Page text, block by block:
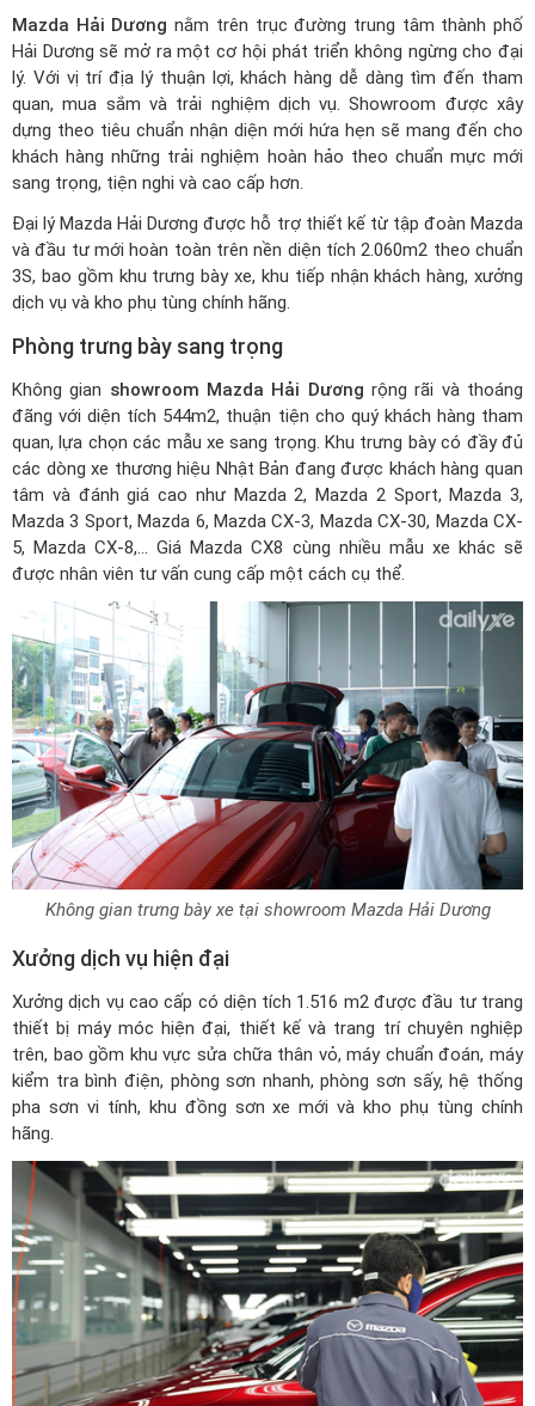
Mazda Hải Dương nằm trên trục đường trung tâm thành phố
Hải Dương sẽ mở ra một cơ hội phát triển không ngừng cho đại
lý. Với vị trí địa lý thuận lợi, khách hàng dễ dàng tìm đến tham
quan, mua sắm và trải nghiệm dịch vụ. Showroom được xây
dựng theo tiêu chuẩn nhận diện mới hứa hẹn sẽ mang đến cho
khách hàng những trải nghiệm hoàn hảo theo chuẩn mực mới
sang trọng, tiện nghi và cao cấp hơn.
Đại lý Mazda Hải Dương được hỗ trợ thiết kế từ tập đoàn Mazda
và đầu tư mới hoàn toàn trên nền diện tích 2.060m2 theo chuẩn
3S, bao gồm khu trưng bày xe, khu tiếp nhận khách hàng, xưởng
dịch vụ và kho phụ tùng chính hãng.
Phòng trưng bày sang trọng
Không gian showroom Mazda Hải Dương rộng rãi và thoáng
đãng với diện tích 544m2, thuận tiện cho quý khách hàng tham
quan, lựa chọn các mẫu xe sang trọng. Khu trưng bày có đầy đủ
các dòng xe thương hiệu Nhật Bản đang được khách hàng quan
tâm và đánh giá cao như Mazda 2, Mazda 2 Sport, Mazda 3,
Mazda 3 Sport, Mazda 6, Mazda CX-3, Mazda CX-30, Mazda CX-
5, Mazda CX-8,...Giá Mazda CX8 cùng nhiều mẫu xe khác sẽ
được nhân viên tư vấn cung cấp một cách cụ thể.
Không gian trưng bày xe tại showroom Mazda Hải Dương
Xưởng dịch vụ hiện đại
Xưởng dịch vụ cao cấp có diện tích 1.516 m2 được đầu tư trang
thiết bị máy móc hiện đại, thiết kế và trang trí chuyên nghiệp
trên, bao gồm khu vực sửa chữa thân vỏ, máy chuẩn đoán, máy
kiểm tra bình điện, phòng sơn nhanh, phòng sơn sấy, hệ thống
pha sơn vi tính, khu đồng sơn xe mới và kho phụ tùng chính
hãng.